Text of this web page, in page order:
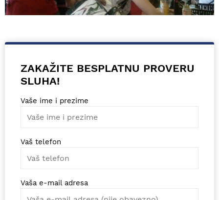
ZAKAŽITE BESPLATNU PROVERU
SLUHA!
Vaše ime i prezime
Vaš telefon
Vaša e-mail adresa